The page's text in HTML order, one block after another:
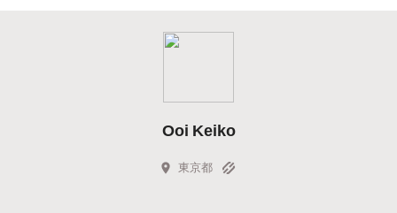
Ooi Keiko
東京都